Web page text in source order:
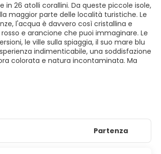
in 26 atolli corallini. Da queste piccole isole,
maggior parte delle località turistiche. Le
l'acqua è davvero così cristallina e
e arancione che puoi immaginare. Le
le ville sulla spiaggia, il suo mare blu
indimenticabile, una soddisfazione
colorata e natura incontaminata. Ma
Partenza